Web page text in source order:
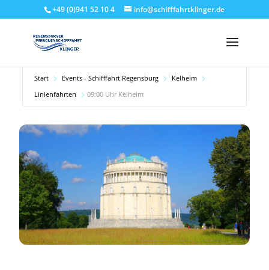
+49 (0)941 52 10 4 info@schifffahrtklinger.de
Start Events - Schifffahrt Regensburg
Kelheim
Linienfahrten
09:00 Uhr Kelheim